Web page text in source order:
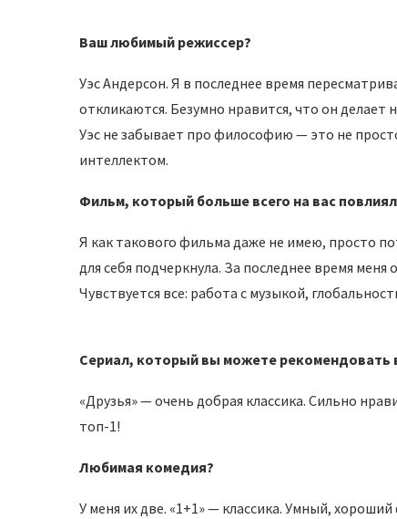
Ваш любимый режиссер?
Уэс Андерсон. Я в последнее время
откликаются. Безумно нравится, что он
Уэс не забывает про философию — это не
интеллектом.
Фильм, который больше всего на вас
Я как такового фильма даже не имею, просто
для себя подчеркнула. За последнее время
Чувствуется все: работа с музыкой,
Сериал, который вы можете рекомендовать
«Друзья» — очень добрая классика. Сильно
топ-1!
Любимая комедия?
У меня их две. «1+1» — классика. Умный,